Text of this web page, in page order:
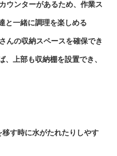
ウンターがあるため、作業ス
と一緒に調理を楽しめる
んの収納スペースを確保でき
、上部も収納棚を設置でき、
す時に水がたれたりしやす